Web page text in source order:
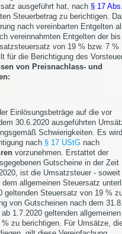
ausgeführt hat, nach § 17
Steuerbetrag zu berichtigen.
nach vereinbarten Entgelten
vereinnahmten Entgelten der bis
von 19 % bzw. 7 %
für die Berichtigung des
von Preisnachlass- und
Einlösungsbeträge auf die vor
30.6.2020 ausgeführten
Schwierigkeiten. Es wird
nach § 17 UStG nach
vorzunehmen. Erstattet der
Gutscheine in der Zeit
ist die Umsatzsteuer - soweit
allgemeinen Steuersatz
geltenden Steuersatz von 19 %
von Gutscheinen nach dem
1.7.2020 geltenden allgemeinen
zu berichtigen. Für Umsätze,